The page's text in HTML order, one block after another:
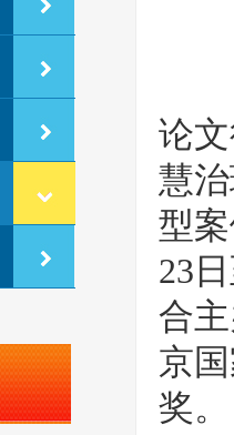
论
慧
型
23
合
京
奖。